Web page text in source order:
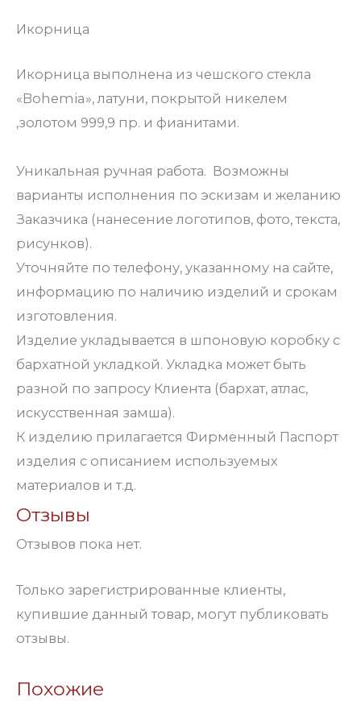
Икорница
Икорница выполнена из чешского стекла
«Bohemia», латуни, покрытой никелем
,золотом 999,9 пр. и фианитами.
Уникальная ручная работа. Возможны
варианты исполнения по эскизам и желанию
Заказчика (нанесение логотипов, фото, текста,
рисунков).
Уточняйте по телефону, указанному на сайте,
информацию по наличию изделий и срокам
изготовления.
Изделие укладывается в шпоновую коробку с
бархатной укладкой. Укладка может быть
разной по запросу Клиента (бархат, атлас,
искусственная замша).
К изделию прилагается Фирменный Паспорт
изделия с описанием используемых
материалов и т.д.
Отзывы
Отзывов пока нет.
Только зарегистрированные клиенты,
купившие данный товар, могут публиковать
отзывы.
Похожие